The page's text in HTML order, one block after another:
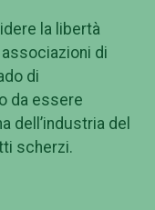
la libertà
di
di
da essere
dell’industria del
scherzi.